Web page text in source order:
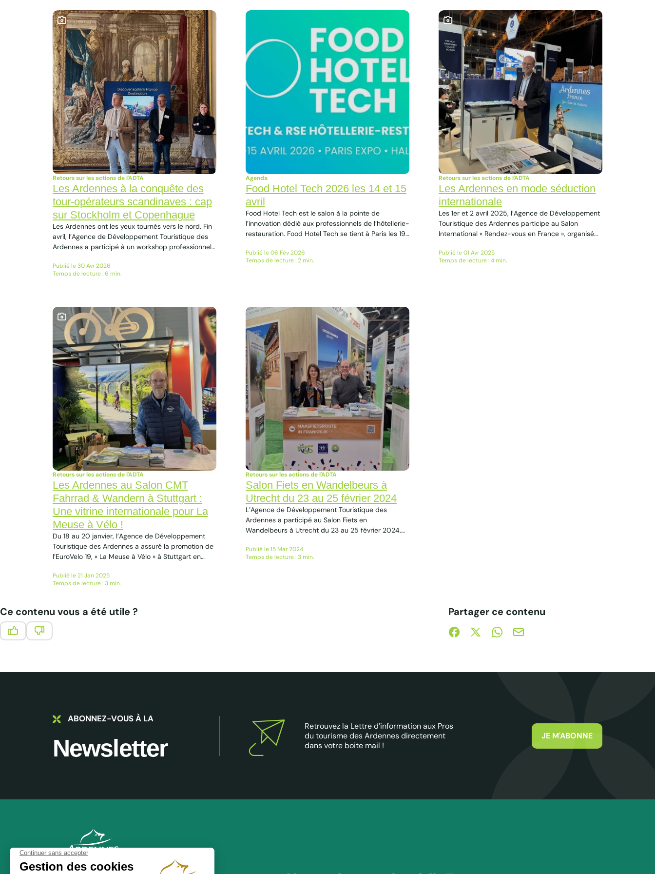
Les Ardennes à la conquête des
tour-opérateurs scandinaves : cap
sur Stockholm et Copenhague
Retours sur les actions de l'ADTA
Les Ardennes ont les yeux tournés vers le nord. Fin
avril, l’Agence de Développement Touristique des
Ardennes a participé à un workshop professionnel
de la Scandinavie. Une présence stratégique pour
faire rayonner l’offre touristique ardennaise auprès
Publié le 30 Avr 2026
Temps de lecture : 6 min.
Ce contenu contient une galerie photo
Food Hotel Tech 2026 les 14 et 15
avril
Agenda
Food Hotel Tech est le salon à la pointe de
l’innovation dédié aux professionnels de l’hôtellerie-
restauration. Food Hotel Tech se tient à Paris les 19
Plus de 30 conférences FHT propose un cycle plus
de 30 conférences animées par des experts de
Publié le 06 Fév 2026
Temps de lecture : 2 min.
Les Ardennes en mode séduction
internationale
Retours sur les actions de l'ADTA
Les 1er et 2 avril 2025, l’Agence de Développement
Touristique des Ardennes participe au Salon
International « Rendez-vous en France », organisé
incontournable du tourisme réunit plus de 800
tour-opérateurs venus du monde entier pour
Publié le 01 Avr 2025
Temps de lecture : 4 min.
Ce contenu contient une galerie photo
Les Ardennes au Salon CMT
Fahrrad & Wandern à Stuttgart :
Une vitrine internationale pour La
Meuse à Vélo !
Retours sur les actions de l'ADTA
Du 18 au 20 janvier, l’Agence de Développement
Touristique des Ardennes a assuré la promotion de
l’EuroVelo 19, « La Meuse à Vélo » à Stuttgart en
randonnée Le Salon CMT Fahrrad & Wandern est
un rendez-vous incontournable pour les passionnés
Publié le 21 Jan 2025
Temps de lecture : 3 min.
Ce contenu contient une galerie photo
Salon Fiets en Wandelbeurs à
Utrecht du 23 au 25 février 2024
Retours sur les actions de l'ADTA
L’Agence de Développement Touristique des
Ardennes a participé au Salon Fiets en
Wandelbeurs à Utrecht du 23 au 25 février 2024.
Meuse Attractivité, l’Agence de Développement
Touristique des Ardennes a participé à ce salon
Publié le 15 Mar 2024
Temps de lecture : 3 min.
Ce contenu vous a été utile ? Partager ce contenu
Partager sur Facebook (nouvelle fenêtre)
Partager sur X / Twitter (nouvelle fenêtre)
Partager sur WhatsApp
Partager par mail
ABONNEZ-VOUS À LA
Newsletter
Retrouvez la Lettre d’information aux Pros
du tourisme des Ardennes directement
dans votre boite mail !
JE M'ABONNE
ADT des Ardennes Pro
24 place Ducale,
NOS BROCHURES